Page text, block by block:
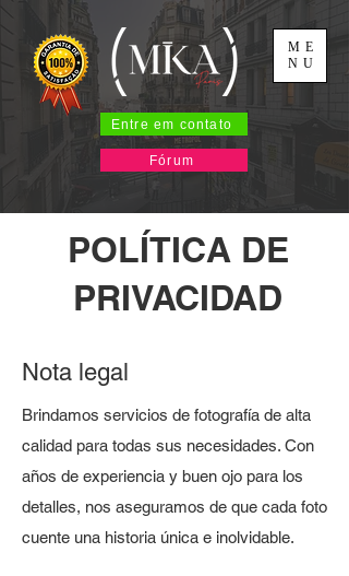
Entre em contato
ME
NU
Fórum
POLÍTICA DE
PRIVACIDAD
Nota legal
Brindamos servicios de fotografía de alta
calidad para todas sus necesidades. Con
años de experiencia y buen ojo para los
detalles, nos aseguramos de que cada foto
cuente una historia única e inolvidable.